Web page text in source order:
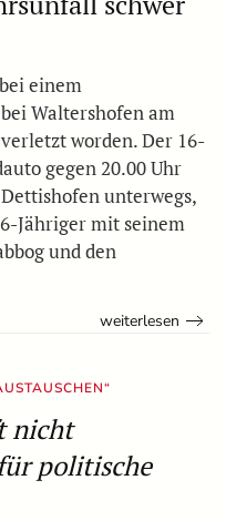
einem
Waltershofen am
worden. Der 16-
gegen 20.00 Uhr
unterwegs,
Jähriger mit seinem
und den
weiterlesen
nicht
politische